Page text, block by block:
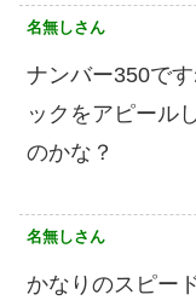
名無しさん
ナンバー350で
ックをアピール
のかな？
名無しさん
かなりのスピー